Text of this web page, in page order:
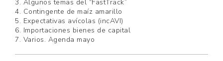
3. Algunos temas del “FastTrack”
4. Contingente de maíz amarillo
5. Expectativas avícolas (incAVI)
6. Importaciones bienes de capital
7. Varios. Agenda mayo